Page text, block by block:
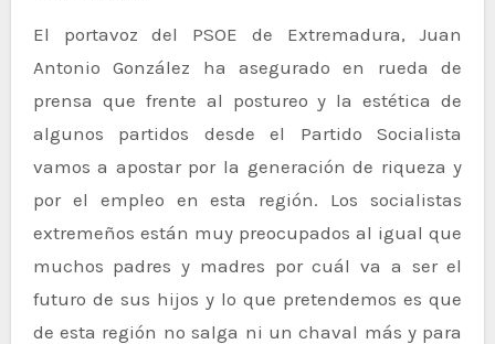
El portavoz del PSOE de Extremadura, Juan
Antonio González ha asegurado en rueda de
prensa que frente al postureo y la estética de
algunos partidos desde el Partido Socialista
vamos a apostar por la generación de riqueza y
por el empleo en esta región. Los socialistas
extremeños están muy preocupados al igual que
muchos padres y madres por cuál va a ser el
futuro de sus hijos y lo que pretendemos es que
de esta región no salga ni un chaval más y para